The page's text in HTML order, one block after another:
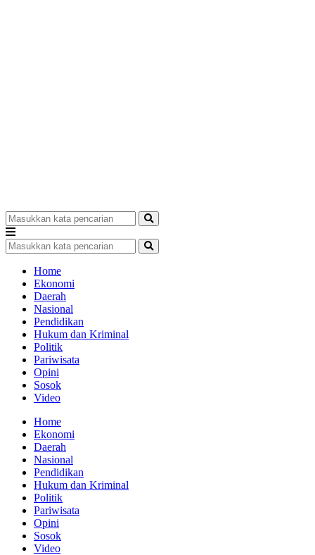
Home
Ekonomi
Daerah
Nasional
Pendidikan
Hukum dan Kriminal
Politik
Pariwisata
Opini
Sosok
Video
Home
Ekonomi
Daerah
Nasional
Pendidikan
Hukum dan Kriminal
Politik
Pariwisata
Opini
Sosok
Video